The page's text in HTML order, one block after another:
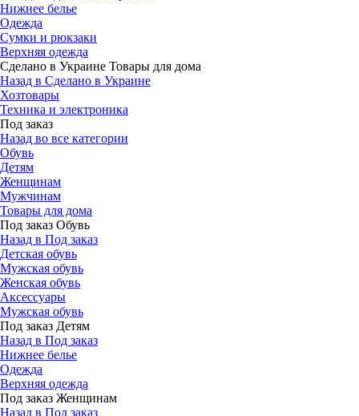
Нижнее белье
Одежда
Сумки и рюкзаки
Верхняя одежда
Сделано в Украине Товары для дома
Назад в Сделано в Украине
Хозтовары
Техника и электроника
Под заказ
Назад во все категории
Обувь
Детям
Женщинам
Мужчинам
Товары для дома
Под заказ Обувь
Назад в Под заказ
Детская обувь
Мужская обувь
Женская обувь
Аксессуары
Мужская обувь
Под заказ Детям
Назад в Под заказ
Нижнее белье
Одежда
Верхняя одежда
Под заказ Женщинам
Назад в Под заказ